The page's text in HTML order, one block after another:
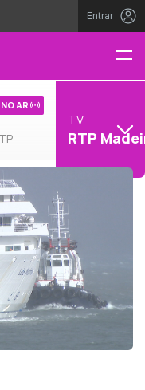
Entrar
NO AR
TV
RTP